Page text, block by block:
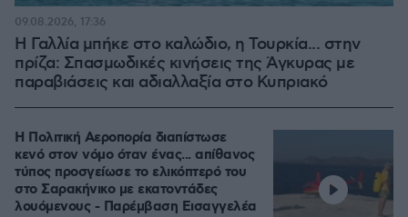
Η Γαλλία μπήκε στο καλώδιο, η Τουρκία... στην
πρίζα: Σπασμωδικές κινήσεις της Άγκυρας με
παραβιάσεις και αδιαλλαξία στο Κυπριακό
09.08.2026, 17:36
Η Πολιτική Αεροπορία διαπίστωσε
κενό στον νόμο όταν ένας... απίθανος
τύπος προσγείωσε το ελικόπτερό του
στο Σαρακήνικο με εκατοντάδες
λουόμενους - Παρέμβαση Εισαγγελέα